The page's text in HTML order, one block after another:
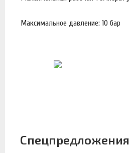
Максимальное давление: 10 бар
Спецпредложения